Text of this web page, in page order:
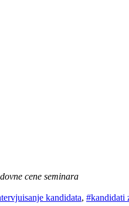
cene seminara
kandidata, #kandidati